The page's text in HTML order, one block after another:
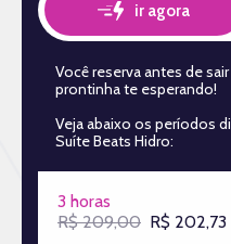
ir agora
Você reserva antes de
prontinha te esperando!
Veja abaixo os períodos
Suíte Beats Hidro:
3 horas
R$ 209,00 R$ 202,73